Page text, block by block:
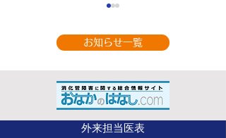
お知らせ一覧
外来担当医表